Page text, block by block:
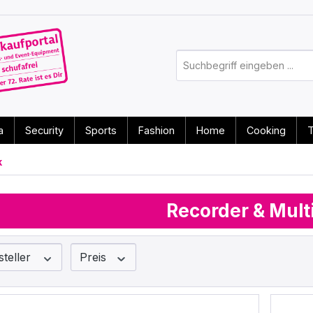
Security Sports Fashion Home Cooking
Recorder &
Preis